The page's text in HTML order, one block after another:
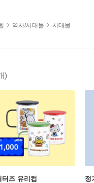
역사/시대물 시대물
)
즈 유리컵 정